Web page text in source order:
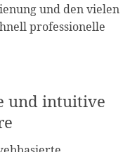
und den vielen
professionelle
und intuitive